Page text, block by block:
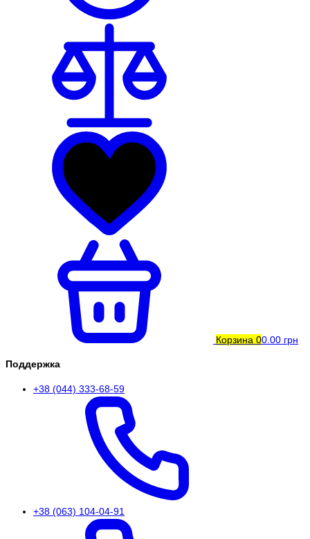
Корзина 00.00 грн
Поддержка
+38 (044) 333-68-59
+38 (063) 104-04-91